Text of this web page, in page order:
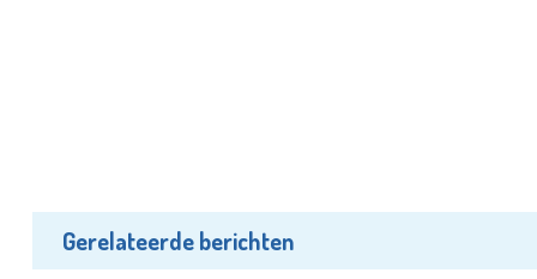
Gerelateerde berichten